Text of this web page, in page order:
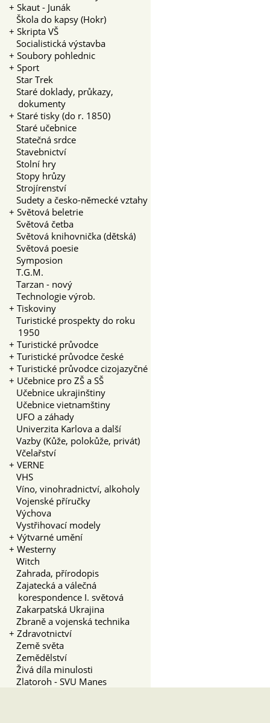
+ Skaut - Junák
Škola do kapsy (Hokr)
+ Skripta VŠ
Socialistická výstavba
+ Soubory pohlednic
+ Sport
Star Trek
Staré doklady, průkazy,
dokumenty
+ Staré tisky (do r. 1850)
Staré učebnice
Statečná srdce
Stavebnictví
Stolní hry
Stopy hrůzy
Strojírenství
Sudety a česko-německé vztahy
+ Světová beletrie
Světová četba
Světová knihovnička (dětská)
Světová poesie
Symposion
T.G.M.
Tarzan - nový
Technologie výrob.
+ Tiskoviny
Turistické prospekty do roku
1950
+ Turistické průvodce
+ Turistické průvodce české
+ Turistické průvodce cizojazyčné
+ Učebnice pro ZŠ a SŠ
Učebnice ukrajinštiny
Učebnice vietnamštiny
UFO a záhady
Univerzita Karlova a další
Vazby (Kůže, polokůže, privát)
Včelařství
+ VERNE
VHS
Víno, vinohradnictví, alkoholy
Vojenské příručky
Výchova
Vystřihovací modely
+ Výtvarné umění
+ Westerny
Witch
Zahrada, přírodopis
Zajatecká a válečná
korespondence I. světová
Zakarpatská Ukrajina
Zbraně a vojenská technika
+ Zdravotnictví
Země světa
Zemědělství
Živá díla minulosti
Zlatoroh - SVU Manes